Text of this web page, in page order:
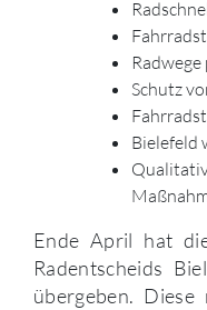
Schutz
Bielefeld
Ende April hat
Radentscheids
übergeben.